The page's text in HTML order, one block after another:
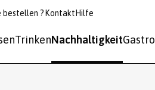
bestellen ? Kontakt Hilfe
TrinkenNachhaltigkeitGastro